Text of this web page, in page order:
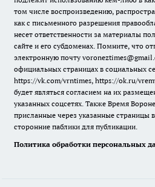
том числе воспроизведению,
как с письменного разрешения
несет ответственности за материалы
сайте и его субдоменах. Помните, что
электронную почту
официальных страницах в социальных
https://vk.com/vrntimes, https://ok.ru/
будет являться согласием на их
указанных соцсетях. Также Время
присланные через указанные страницы
сторонние паблики для публикации.
Политика обработки персональных